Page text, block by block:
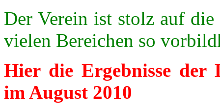
Der Verein ist stolz auf
vielen Bereichen so
Hier die Ergebnisse der
im August 2010